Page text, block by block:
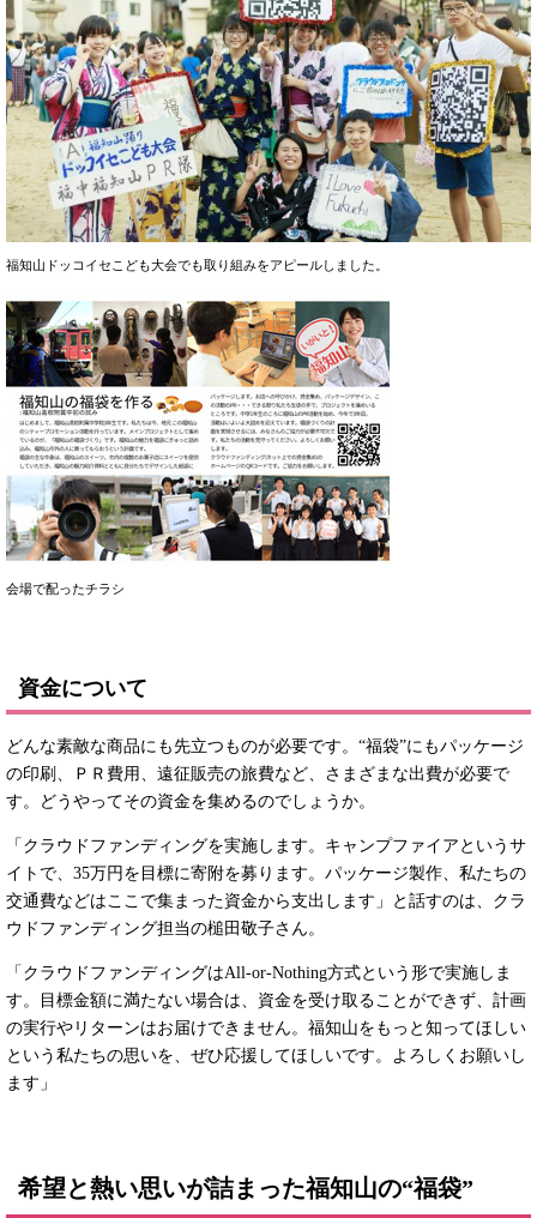
福知山ドッコイセこども大会でも取り組みをアピールしました。
会場で配ったチラシ
資金について
どんな素敵な商品にも先立つものが必要です。“福袋”にもパッケージ
の印刷、ＰＲ費用、遠征販売の旅費など、さまざまな出費が必要で
す。どうやってその資金を集めるのでしょうか。
「クラウドファンディングを実施します。キャンプファイアというサ
イトで、35万円を目標に寄附を募ります。パッケージ製作、私たちの
交通費などはここで集まった資金から支出します」と話すのは、クラ
ウドファンディング担当の槌田敬子さん。
「クラウドファンディングはAll-or-Nothing方式という形で実施しま
す。目標金額に満たない場合は、資金を受け取ることができず、計画
の実行やリターンはお届けできません。福知山をもっと知ってほしい
という私たちの思いを、ぜひ応援してほしいです。よろしくお願いし
ます」
希望と熱い思いが詰まった福知山の“福袋”